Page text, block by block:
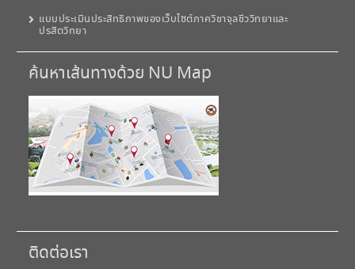
แบบประเมินประสิทธิภาพของเว็บไซต์ภาควิชาจุลชีววิทยาและ
ปรสิตวิทยา
ค้นหาเส้นทางด้วย NU Map
ติดต่อเรา